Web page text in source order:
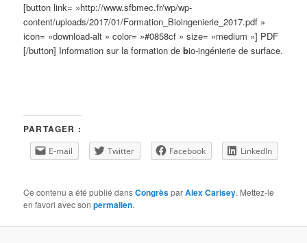
[button link= »http://www.sfbmec.fr/wp/wp-
content/uploads/2017/01/Formation_Bioingenierie_2017.pdf »
icon= »download-alt » color= »#0858cf » size= »medium »] PDF
[/button] Information sur la formation debio-ingénierie de surface.
PARTAGER :
E-mail Twitter Facebook LinkedIn
Ce contenu a été publié dansCongrèsparAlex Carisey. Mettez-le
en favori avec sonpermalien.